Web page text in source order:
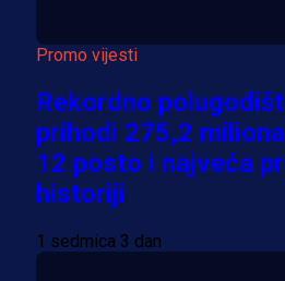
Promo vijesti
Rekordno
prihodi 275,2
12 posto i najveća
historiji
1 sedmica 3 dan